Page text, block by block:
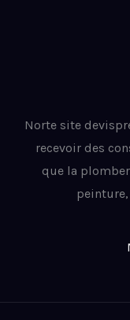
Norte site
recevoir des
que la